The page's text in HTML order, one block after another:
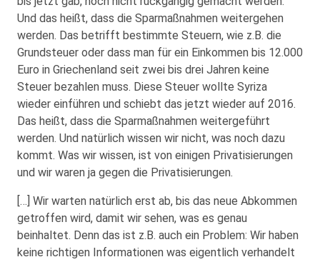
Und das heißt, dass die Sparmaßnahmen weitergehen
werden. Das betrifft bestimmte Steuern, wie z.B. die
Grundsteuer oder dass man für ein Einkommen bis 12.000
Euro in Griechenland seit zwei bis drei Jahren keine
Steuer bezahlen muss. Diese Steuer wollte Syriza
wieder einführen und schiebt das jetzt wieder auf 2016.
Das heißt, dass die Sparmaßnahmen weitergeführt
werden. Und natürlich wissen wir nicht, was noch dazu
kommt. Was wir wissen, ist von einigen Privatisierungen
und wir waren ja gegen die Privatisierungen.
[…] Wir warten natürlich erst ab, bis das neue Abkommen
getroffen wird, damit wir sehen, was es genau
beinhaltet. Denn das ist z.B. auch ein Problem: Wir haben
keine richtigen Informationen was eigentlich verhandelt